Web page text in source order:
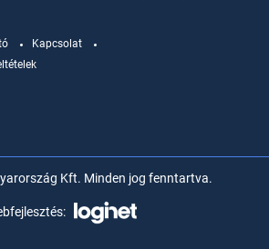
Kapcsolat
Kft. Minden jog fenntartva.